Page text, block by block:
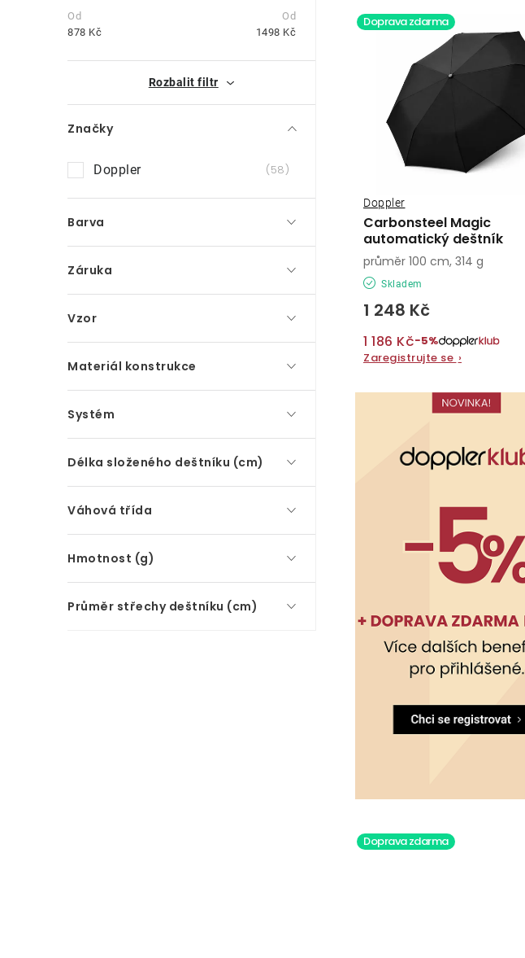
t
r
a
n
n
í
p
a
n
e
l
878 Kč 1498 Kč
Rozbalit filtr
Značky
Doppler 58
Barva
Záruka
Vzor
Materiál konstrukce
Systém
Délka složeného deštníku (cm)
Váhová třída
Hmotnost (g)
Průměr střechy deštníku (cm)
ý
o
d
u
k
t
ů
Doprava zdarma
Carbonsteel Magic
automatický deštník
Doppler
Skladem
1 248 Kč
1 186 Kč−5%
Zaregistrujte se ›
průměr 100 cm, 314 g
Doprava zdarma